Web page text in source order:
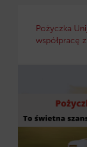
Pożyczka
współpracę